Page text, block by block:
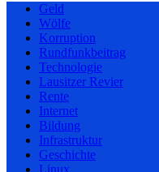
Geld
Wölfe
Korruption
Rundfunkbeitrag
Technologie
Lausitzer Revier
Rente
Internet
Bildung
Infrastruktur
Geschichte
Linux